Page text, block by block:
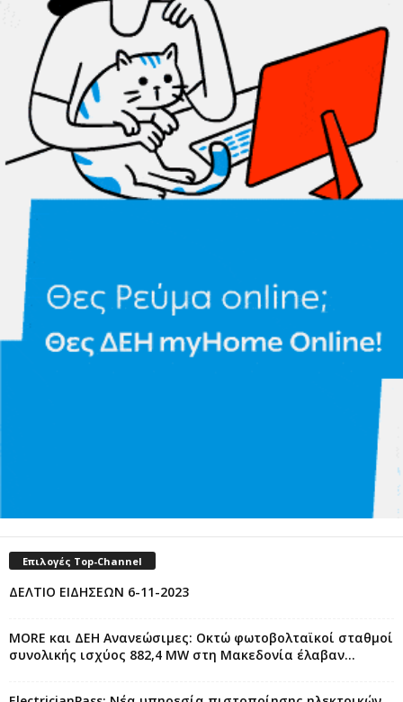
Επιλογές Top-Channel
ΔΕΛΤΙΟ ΕΙΔΗΣΕΩΝ 6-11-2023
MORE και ΔΕΗ Ανανεώσιμες: Οκτώ φωτοβολταϊκοί σταθμοί
συνολικής ισχύος 882,4 MW στη Μακεδονία έλαβαν...